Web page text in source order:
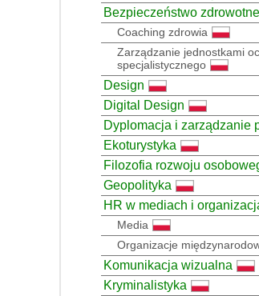
Bezpieczeństwo zdrowotne
Coaching zdrowia
Zarządzanie jednostkami
specjalistycznego
Design
Digital Design
Dyplomacja i zarządzanie
Ekoturystyka
Filozofia rozwoju
Geopolityka
HR w mediach i
Media
Organizacje
Komunikacja wizualna
Kryminalistyka